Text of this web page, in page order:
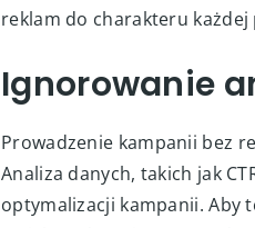
Umieszczanie tych samych
użytkownicy LinkedIn. Aby
Ignorowanie